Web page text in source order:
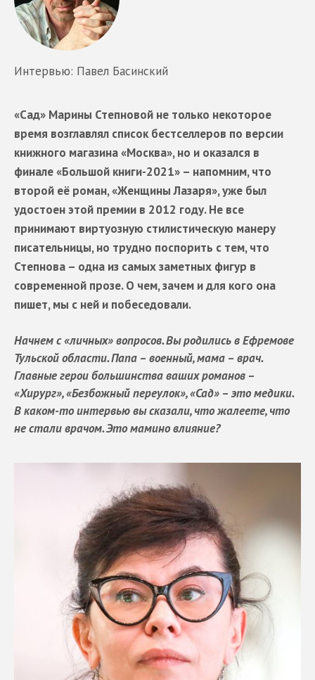
Интервью: Павел Басинский
«Сад» Марины Степновой не только некоторое
время возглавлял список бестселлеров по версии
книжного магазина «Москва», но и оказался в
финале «Большой книги-2021» – напомним, что
второй её роман, «Женщины Лазаря», уже был
удостоен этой премии в 2012 году. Не все
принимают виртуозную стилистическую манеру
писательницы, но трудно поспорить с тем, что
Степнова – одна из самых заметных фигур в
современной прозе. О чем, зачем и для кого она
пишет, мы с ней и побеседовали.
Начнем с «личных» вопросов. Вы родились в Ефремове
Тульской области. Папа – военный, мама – врач.
Главные герои большинства ваших романов –
«Хирург», «Безбожный переулок», «Сад» – это медики.
В каком-то интервью вы сказали, что жалеете, что
не стали врачом. Это мамино влияние?